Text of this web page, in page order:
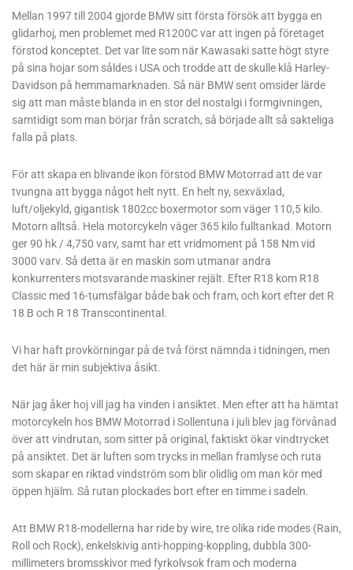
Mellan 1997 till 2004 gjorde BMW sitt första försök att bygga en
glidarhoj, men problemet med R1200C var att ingen på företaget
förstod konceptet. Det var lite som när Kawasaki satte högt styre
på sina hojar som såldes i USA och trodde att de skulle klå Harley-
Davidson på hemmamarknaden. Så när BMW sent omsider lärde
sig att man måste blanda in en stor del nostalgi i formgivningen,
samtidigt som man börjar från scratch, så började allt så sakteliga
falla på plats.
För att skapa en blivande ikon förstod BMW Motorrad att de var
tvungna att bygga något helt nytt. En helt ny, sexväxlad,
luft/oljekyld, gigantisk 1802cc boxermotor som väger 110,5 kilo.
Motorn alltså. Hela motorcykeln väger 365 kilo fulltankad. Motorn
ger 90 hk / 4,750 varv, samt har ett vridmoment på 158 Nm vid
3000 varv. Så detta är en maskin som utmanar andra
konkurrenters motsvarande maskiner rejält. Efter R18 kom R18
Classic med 16-tumsfälgar både bak och fram, och kort efter det R
18 B och R 18 Transcontinental.
Vi har haft provkörningar på de två först nämnda i tidningen, men
det här är min subjektiva åsikt.
När jag åker hoj vill jag ha vinden i ansiktet. Men efter att ha hämtat
motorcykeln hos BMW Motorrad i Sollentuna i juli blev jag förvånad
över att vindrutan, som sitter på original, faktiskt ökar vindtrycket
på ansiktet. Det är luften som trycks in mellan framlyse och ruta
som skapar en riktad vindström som blir olidlig om man kör med
öppen hjälm. Så rutan plockades bort efter en timme i sadeln.
Att BMW R18-modellerna har ride by wire, tre olika ride modes (Rain,
Roll och Rock), enkelskivig anti-hopping-koppling, dubbla 300-
millimeters bromsskivor med fyrkolvsok fram och moderna